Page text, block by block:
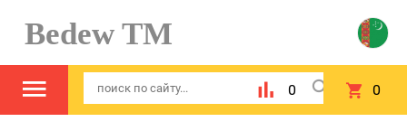
Bedew TM
0 0